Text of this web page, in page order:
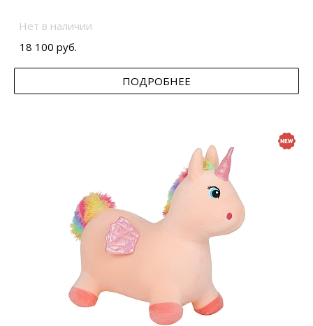
Нет в наличии
18 100 руб.
ПОДРОБНЕЕ